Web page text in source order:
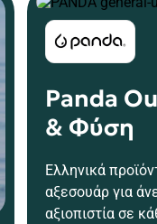
Panda
& Φύση
Ελληνικά
αξεσουάρ για
αξιοπιστία σε